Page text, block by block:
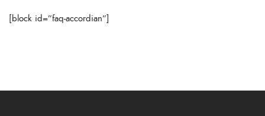
[block id=”faq-accordian”]